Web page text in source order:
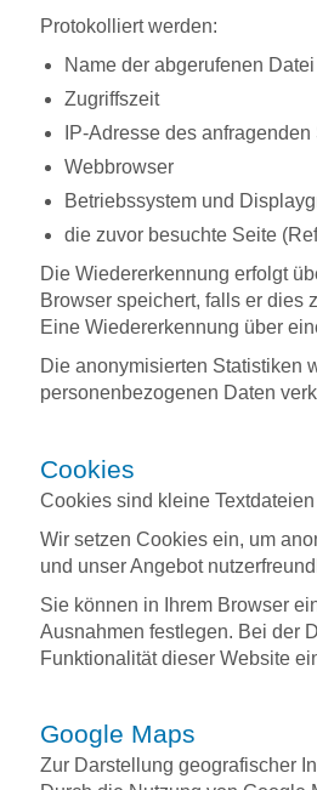
Protokolliert werden:
Name der abgerufenen Datei
Zugriffszeit
IP-Adresse des
Webbrowser
Betriebssystem und
die zuvor besuchte Seite
Die Wiedererkennung erfolgt
Browser speichert, falls er dies
Eine Wiedererkennung über
Die anonymisierten Statistiken
personenbezogenen Daten
Cookies
Cookies sind kleine
Wir setzen Cookies ein, um
und unser Angebot
Sie können in Ihrem Browser
Ausnahmen festlegen. Bei der
Funktionalität dieser Website
Google Maps
Zur Darstellung geografischer